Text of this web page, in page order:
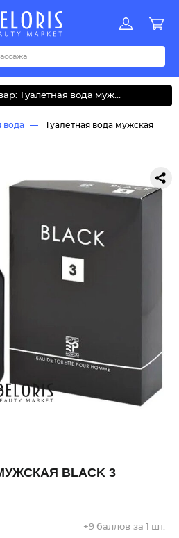
Акции
QRSTUVWYZАБВДЗИМОКЛНПРСТУФ
Туалетная вода муж...
вода Туалетная вода мужская
BLACK 3
+9 баллов за 1 шт.